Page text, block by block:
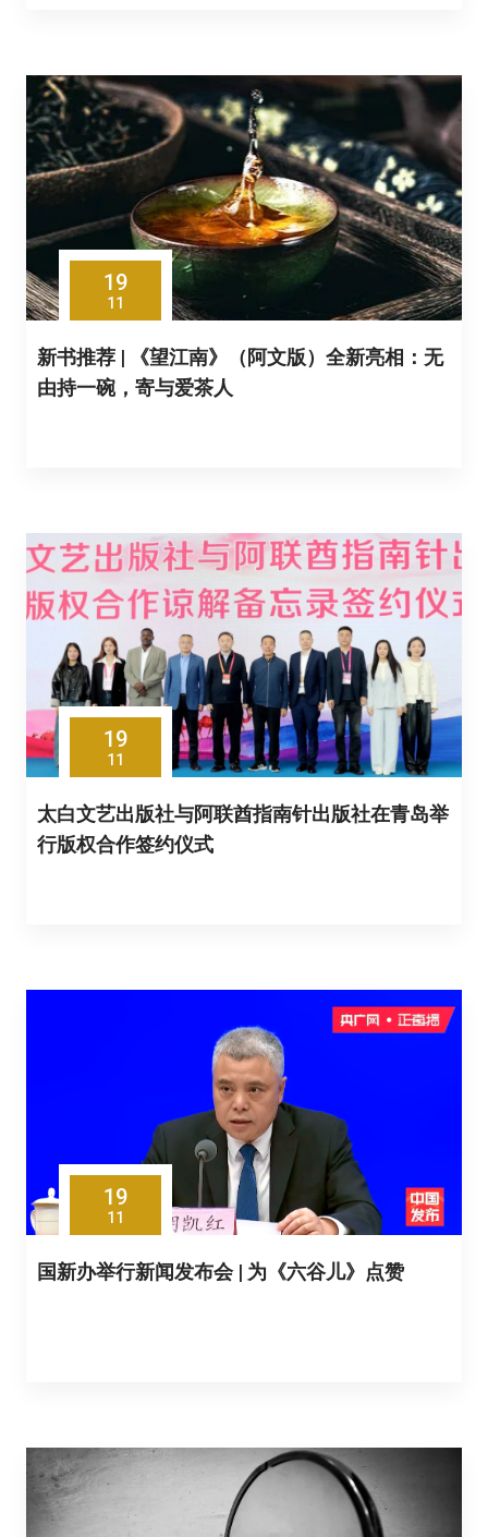
19
11
新书推荐 | 《望江南》（阿文版）全新亮相：无
由持一碗，寄与爱茶人
19
11
太白文艺出版社与阿联酋指南针出版社在青岛举
行版权合作签约仪式
19
11
国新办举行新闻发布会 | 为《六谷儿》点赞